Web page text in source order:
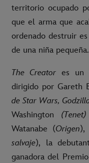
territorio ocupado
que el arma que
ordenado destruir
de una niña pequeña.
The Creatores un
dirigido por Gareth
de Star Wars,
Washington (Tenet)
Watanabe (Origen),
salvaje), la
ganadora del